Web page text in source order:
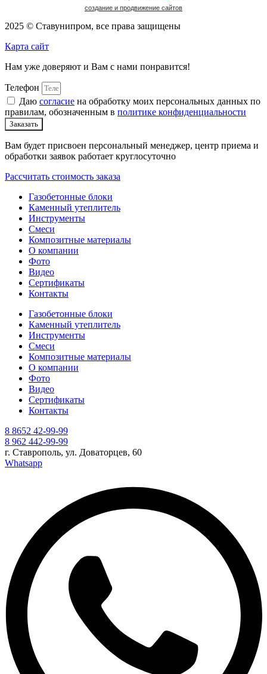
cоздание и продвижение сайтов
2025 © Ставунипром, все права защищены
Карта сайт
Нам уже доверяют и Вам с нами понравится!
Телефон
Даю согласие на обработку моих персональных данных по
правилам, обозначенным в политике конфиденциальности
Заказать
Вам будет присвоен персональный менеджер, центр приема и
обработки заявок работает круглосуточно
Рассчитать стоимость заказа
Газобетонные блоки
Каменный утеплитель
Инструменты
Смеси
Композитные материалы
О компании
Фото
Видео
Сертификаты
Контакты
Газобетонные блоки
Каменный утеплитель
Инструменты
Смеси
Композитные материалы
О компании
Фото
Видео
Сертификаты
Контакты
8 8652 42-99-99
8 962 442-99-99
г. Ставрополь, ул. Доваторцев, 60
Whatsapp